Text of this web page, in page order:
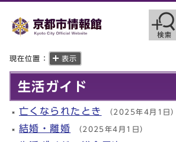
現在位置： 表示
生活ガイド
亡くなられたとき （2025年4月1日）
結婚・離婚 （2025年4月1日）